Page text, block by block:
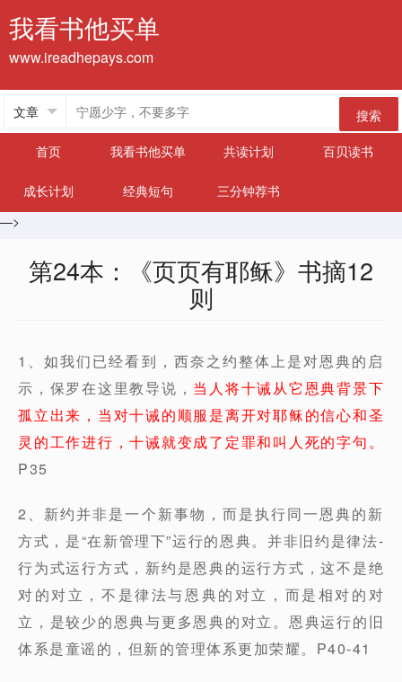
我看书他买单
www.ireadhepays.com
搜索
首页
我看书他买单 共读计划 百贝读书
成长计划 经典短句
三分钟荐书
—>
第24本：《页页有耶稣》书摘12
则
1、如我们已经看到，西奈之约整体上是对恩典的启
示，保罗在这里教导说， 当人将十诫从它恩典背景下
孤立出来，当对十诫的顺服是离开对耶稣的信心和圣
灵的工作进行，十诫就变成了定罪和叫人死的字句。
P35
2、新约并非是一个新事物，而是执行同一恩典的新
方式，是“在新管理下”运行的恩典。并非旧约是律法-
行为式运行方式，新约是恩典的运行方式，这不是绝
对的对立，不是律法与恩典的对立，而是相对的对
立，是较少的恩典与更多恩典的对立。恩典运行的旧
体系是童谣的，但新的管理体系更加荣耀。P40-41